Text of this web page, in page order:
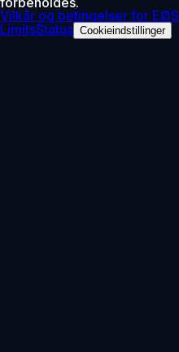
Vilkår og betingelser for EØS
LimitsStatus Cookieindstillinger